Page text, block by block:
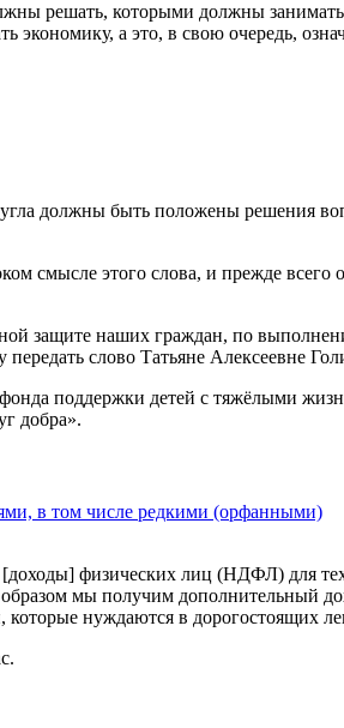
решать, которыми должны
экономику, а это, в свою очередь,
должны быть положены решения
смысле этого слова, и прежде всего
защите наших граждан, по
слово Татьяне Алексеевне
фонда поддержки детей с тяжёлыми
добра».
в том числе редкими (орфанными)
[доходы] физических лиц (НДФЛ) для
мы получим дополнительный
нуждаются в дорогостоящих